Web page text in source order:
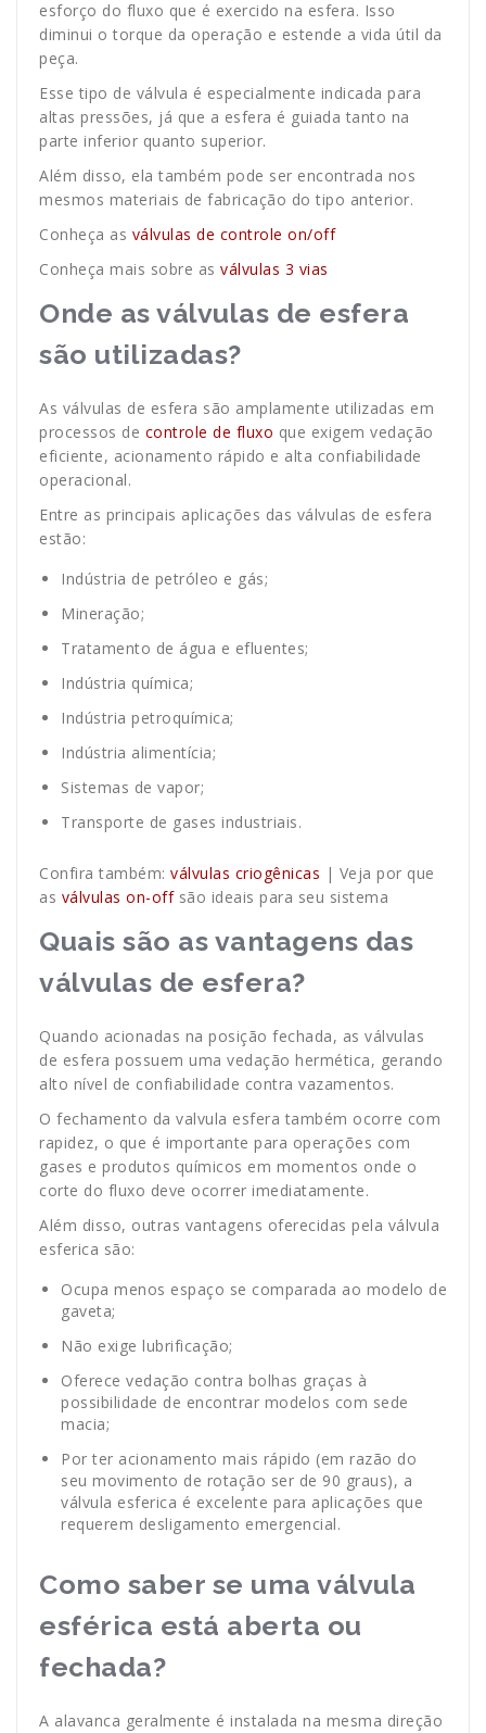
esforço do fluxo que é exercido na esfera. Isso
diminui o torque da operação e estende a vida útil da
peça.
Esse tipo de válvula é especialmente indicada para
altas pressões, já que a esfera é guiada tanto na
parte inferior quanto superior.
Além disso, ela também pode ser encontrada nos
mesmos materiais de fabricação do tipo anterior.
Conheça as válvulas de controle on/off
Conheça mais sobre as válvulas 3 vias
Onde as válvulas de esfera
são utilizadas?
As válvulas de esfera são amplamente utilizadas em
processos de controle de fluxo que exigem vedação
eficiente, acionamento rápido e alta confiabilidade
operacional.
Entre as principais aplicações das válvulas de esfera
estão:
Indústria de petróleo e gás;
Mineração;
Tratamento de água e efluentes;
Indústria química;
Indústria petroquímica;
Indústria alimentícia;
Sistemas de vapor;
Transporte de gases industriais.
Confira também: válvulas criogênicas | Veja por que
as válvulas on-offsão ideais para seu sistema
Quais são as vantagens das
válvulas de esfera?
Quando acionadas na posição fechada, as válvulas
de esfera possuem uma vedação hermética, gerando
alto nível de confiabilidade contra vazamentos.
O fechamento da valvula esfera também ocorre com
rapidez, o que é importante para operações com
gases e produtos químicos em momentos onde o
corte do fluxo deve ocorrer imediatamente.
Além disso, outras vantagens oferecidas pela válvula
esferica são:
Ocupa menos espaço se comparada ao modelo de
gaveta;
Não exige lubrificação;
Oferece vedação contra bolhas graças à
possibilidade de encontrar modelos com sede
macia;
Por ter acionamento mais rápido (em razão do
seu movimento de rotação ser de 90 graus), a
válvula esferica é excelente para aplicações que
requerem desligamento emergencial.
Como saber se uma válvula
esférica está aberta ou
fechada?
A alavanca geralmente é instalada na mesma direção